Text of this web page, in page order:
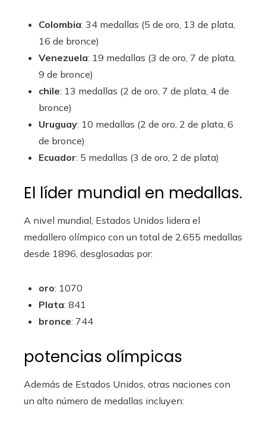
Colombia: 34 medallas (5 de oro, 13 de plata,
16 de bronce)
Venezuela: 19 medallas (3 de oro, 7 de plata,
9 de bronce)
chile: 13 medallas (2 de oro, 7 de plata, 4 de
bronce)
Uruguay: 10 medallas (2 de oro, 2 de plata, 6
de bronce)
Ecuador: 5 medallas (3 de oro, 2 de plata)
El líder mundial en medallas.
A nivel mundial, Estados Unidos lidera el
medallero olímpico con un total de 2.655 medallas
desde 1896, desglosadas por:
oro: 1070
Plata: 841
bronce: 744
potencias olímpicas
Además de Estados Unidos, otras naciones con
un alto número de medallas incluyen: